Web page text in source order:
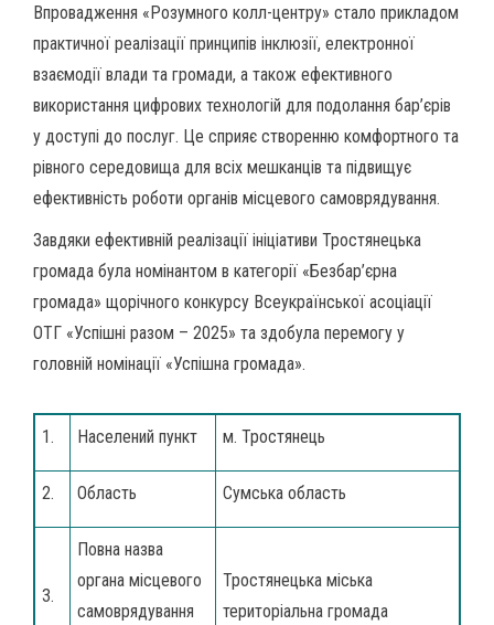
Впровадження «Розумного колл-центру» стало прикладом
практичної реалізації принципів інклюзії, електронної
взаємодії влади та громади, а також ефективного
використання цифрових технологій для подолання бар’єрів
у доступі до послуг. Це сприяє створенню комфортного та
рівного середовища для всіх мешканців та підвищує
ефективність роботи органів місцевого самоврядування.
Завдяки ефективній реалізації ініціативи Тростянецька
громада була номінантом в категорії «Безбар’єрна
громада» щорічного конкурсу Всеукраїнської асоціації
ОТГ «Успішні разом – 2025» та здобула перемогу у
головній номінації «Успішна громада».
1. Населений пункт м. Тростянець
2. Область Сумська область
3.
Повна назва
органа місцевого
самоврядування
Тростянецька міська
територіальна громада